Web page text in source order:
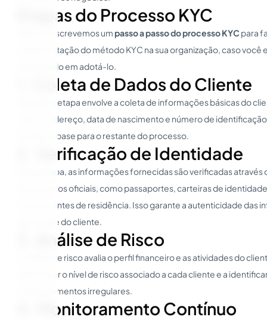
Etapas do Processo KYC
Abaixo descrevemos umpasso a passo do processo KYC para
implementação do método KYC na sua organização, caso você
interessado em adotá-lo.
1. Coleta de Dados do Cliente
A primeira etapa envolve a coleta de informações básicas do
nome, endereço, data de nascimento e número de
formam a base para o restante do processo.
2. Verificação de Identidade
Nesta etapa, as informações fornecidas são verificadas através
documentos oficiais, como passaportes, carteiras de
comprovantes de residência. Isso garante a autenticidade das
identidade do cliente.
3. Análise de Risco
A análise de risco avalia o perfil financeiro e as atividades do
determinar o nível de risco associado a cada cliente e a
comportamentos irregulares.
4. Monitoramento Contínuo